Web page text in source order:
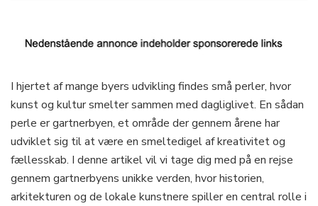
I hjertet af mange byers udvikling findes små perler, hvor
kunst og kultur smelter sammen med dagliglivet. En sådan
perle er gartnerbyen, et område der gennem årene har
udviklet sig til at være en smeltedigel af kreativitet og
fællesskab. I denne artikel vil vi tage dig med på en rejse
gennem gartnerbyens unikke verden, hvor historien,
arkitekturen og de lokale kunstnere spiller en central rolle i